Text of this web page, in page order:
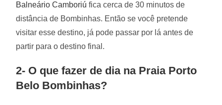
Balneário Camboriú fica cerca de 30 minutos de
distância de Bombinhas. Então se você pretende
visitar esse destino, já pode passar por lá antes de
partir para o destino final.
2- O que fazer de dia na Praia Porto
Belo Bombinhas?